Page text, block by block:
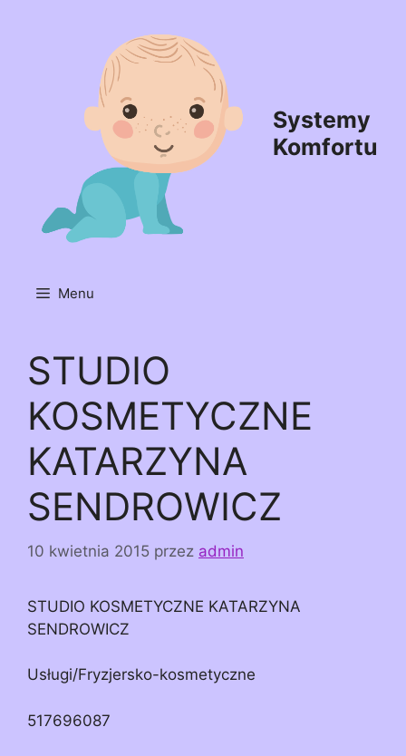
Systemy
Komfortu
Menu
STUDIO
KOSMETYCZNE
KATARZYNA
SENDROWICZ
10 kwietnia 2015 przez admin
STUDIO KOSMETYCZNE KATARZYNA
SENDROWICZ
Usługi/Fryzjersko-kosmetyczne
517696087